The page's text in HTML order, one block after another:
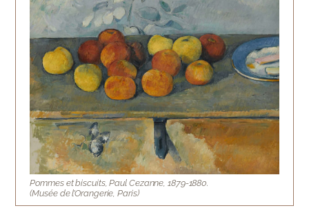
Pommes et biscuits, Paul Cezanne, 1879-1880.
(Musée de l’Orangerie, Paris)